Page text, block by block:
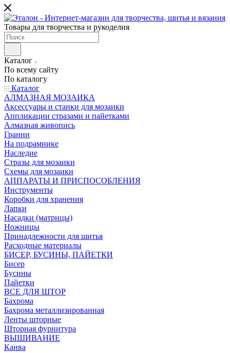
Товары для творчества и рукоделия
Каталог
По всему сайту
По каталогу
Каталог
АЛМАЗНАЯ МОЗАИКА
Аксессуары и станки для мозаики
Аппликации стразами и пайетками
Алмазная живопись
Гранни
На подрамнике
Наследие
Стразы для мозаики
Схемы для мозаики
АППАРАТЫ И ПРИСПОСОБЛЕНИЯ
Инструменты
Коробки для хранения
Лапки
Насадки (матрицы)
Ножницы
Принадлежности для шитья
Расходные материалы
БИСЕР, БУСИНЫ, ПАЙЕТКИ
Бисер
Бусины
Пайетки
ВСЕ ДЛЯ ШТОР
Бахрома
Бахрома металлизированная
Ленты шторные
Шторная фурнитура
ВЫШИВАНИЕ
Канва